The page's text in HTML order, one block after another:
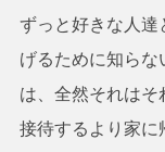
ずっと好きな人達
げるために知らな
は、全然それはそ
接待するより家に